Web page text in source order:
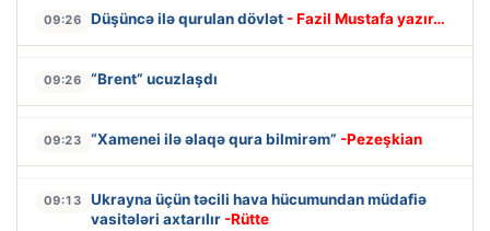
09:26 Düşüncə ilə qurulan dövlət - Fazil Mustafa yazır…
09:26 “Brent” ucuzlaşdı
09:23 “Xamenei ilə əlaqə qura bilmirəm” -Pezeşkian
09:13
Ukrayna üçün təcili hava hücumundan müdafiə
vasitələri axtarılır -Rütte